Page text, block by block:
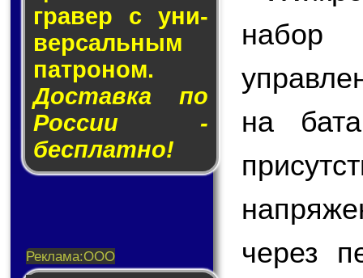
гра­вер с уни­
вер­саль­ным
пат­ро­ном.
Доставка по
России -
бесплатно!
набор
на
через